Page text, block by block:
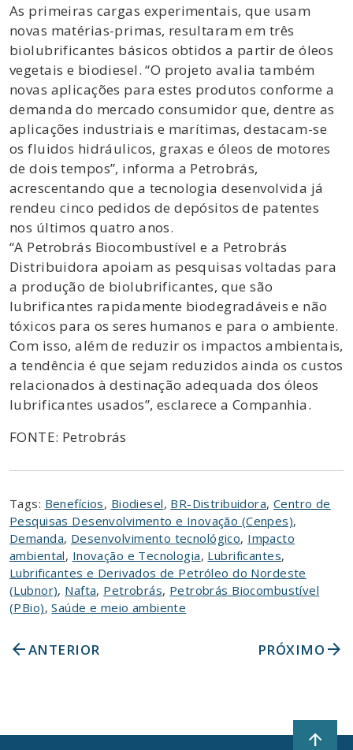
As primeiras cargas experimentais, que usam
novas matérias-primas, resultaram em três
biolubrificantes básicos obtidos a partir de óleos
vegetais e biodiesel. “O projeto avalia também
novas aplicações para estes produtos conforme a
demanda do mercado consumidor que, dentre as
aplicações industriais e marítimas, destacam-se
os fluidos hidráulicos, graxas e óleos de motores
de dois tempos”, informa a Petrobrás,
acrescentando que a tecnologia desenvolvida já
rendeu cinco pedidos de depósitos de patentes
nos últimos quatro anos.
“A Petrobrás Biocombustível e a Petrobrás
Distribuidora apoiam as pesquisas voltadas para
a produção de biolubrificantes, que são
lubrificantes rapidamente biodegradáveis e não
tóxicos para os seres humanos e para o ambiente.
Com isso, além de reduzir os impactos ambientais,
a tendência é que sejam reduzidos ainda os custos
relacionados à destinação adequada dos óleos
lubrificantes usados”, esclarece a Companhia.
FONTE: Petrobrás
Tags: Benefícios, Biodiesel, BR-Distribuidora,Centro de
Pesquisas Desenvolvimento e Inovação (Cenpes),
Demanda, Desenvolvimento tecnológico, Impacto
ambiental, Inovação e Tecnologia, Lubrificantes,
Lubrificantes e Derivados de Petróleo do Nordeste
(Lubnor), Nafta, Petrobrás, Petrobrás Biocombustível
(PBio),Saúde e meio ambiente
arrow_backANTERIOR PRÓXIMO arrow_forward
arrow_upward